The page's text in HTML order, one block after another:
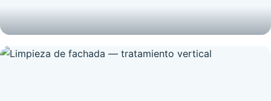
Limpieza final de obra en local comercial